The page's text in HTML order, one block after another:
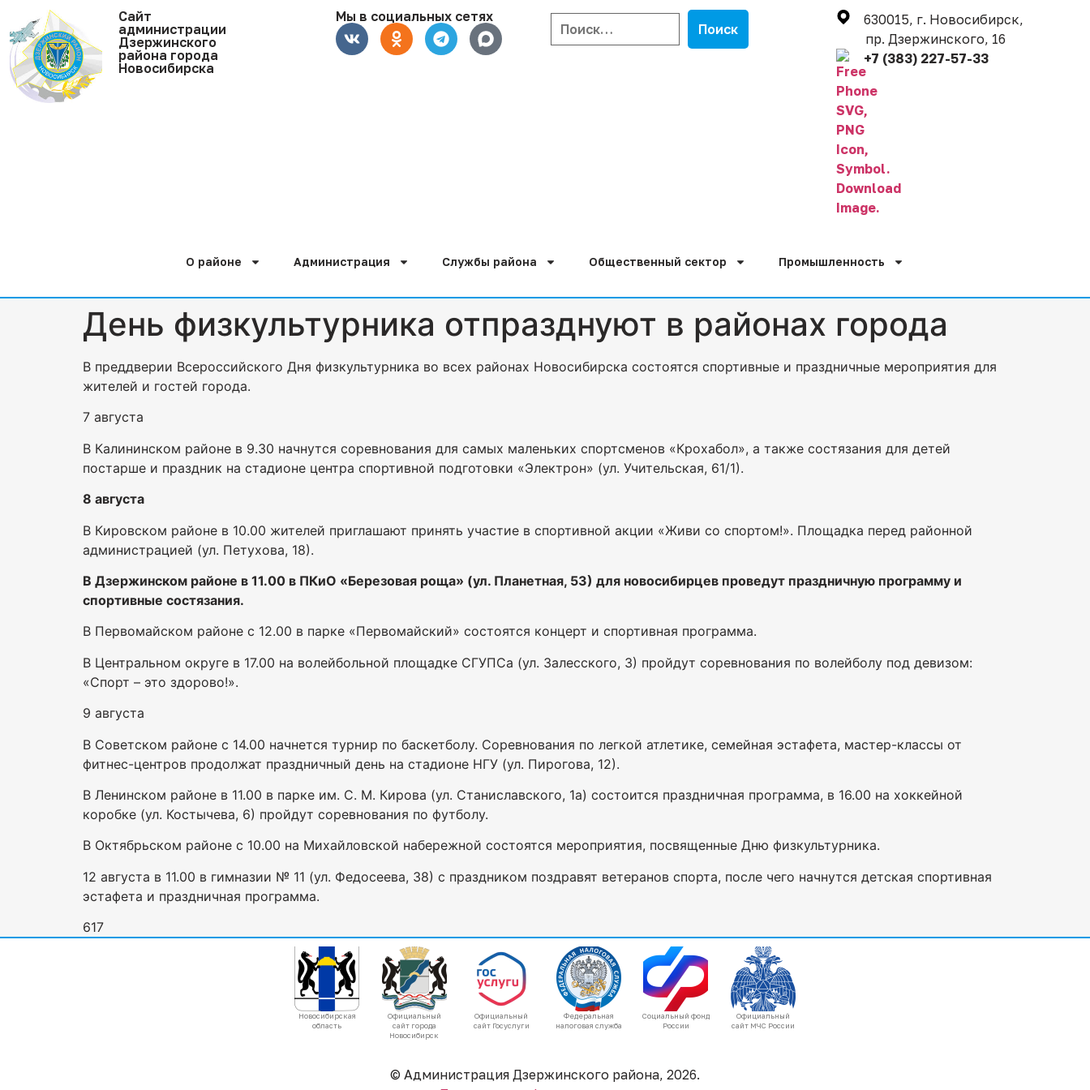
Cайт
администрации
Дзержинского
района города
Новосибирска
Мы в социальных сетях
630015, г. Новосибирск,
пр. Дзержинского, 16
+7 (383) 227-57-33
О районе Администрация Службы района Общественный сектор Промышленность
День физкультурника отпразднуют в районах города
В преддверии Всероссийского Дня физкультурника во всех районах Новосибирска состоятся спортивные и праздничные мероприятия для
жителей и гостей города.
7 августа
В Калининском районе в 9.30 начнутся соревнования для самых маленьких спортсменов «Крохабол», а также состязания для детей
постарше и праздник на стадионе центра спортивной подготовки «Электрон» (ул. Учительская, 61/1).
8 августа
В Кировском районе в 10.00 жителей приглашают принять участие в спортивной акции «Живи со спортом!». Площадка перед районной
администрацией (ул. Петухова, 18).
В Дзержинском районе в 11.00 в ПКиО «Березовая роща» (ул. Планетная, 53) для новосибирцев проведут праздничную программу и
спортивные состязания.
В Первомайском районе с 12.00 в парке «Первомайский» состоятся концерт и спортивная программа.
В Центральном округе в 17.00 на волейбольной площадке СГУПСа (ул. Залесского, 3) пройдут соревнования по волейболу под девизом:
«Спорт – это здорово!».
9 августа
В Советском районе с 14.00 начнется турнир по баскетболу. Соревнования по легкой атлетике, семейная эстафета, мастер-классы от
фитнес-центров продолжат праздничный день на стадионе НГУ (ул. Пирогова, 12).
В Ленинском районе в 11.00 в парке им. С. М. Кирова (ул. Станиславского, 1а) состоится праздничная программа, в 16.00 на хоккейной
коробке (ул. Костычева, 6) пройдут соревнования по футболу.
В Октябрьском районе с 10.00 на Михайловской набережной состоятся мероприятия, посвященные Дню физкультурника.
12 августа в 11.00 в гимназии № 11 (ул. Федосеева, 38) с праздником поздравят ветеранов спорта, после чего начнутся детская спортивная
эстафета и праздничная программа.
617
Новосибирская
область
Официальный
сайт города
Новосибирск
Официальный
сайт Госуслуги
Федеральная
налоговая служба
Социальный фонд
России
Официальный
сайт МЧС России
© Администрация Дзержинского района, 2026.